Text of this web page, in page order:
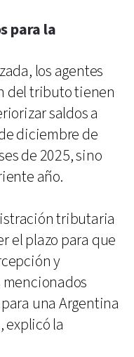
para la
los agentes
del tributo tienen
saldos a
diciembre de
de 2025, sino
año.
tributaria
el plazo para que
y
una Argentina
explicó la